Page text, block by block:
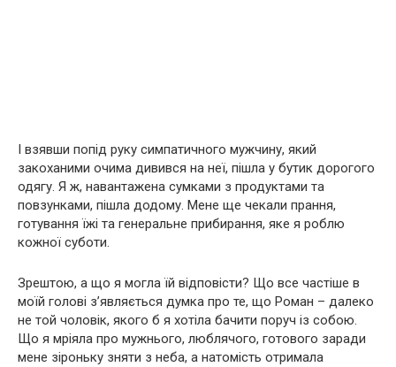
І взявши попід руку симпатичного мужчину, який
закоханими очима дивився на неї, пішла у бутик дорогого
одягу. Я ж, навантажена сумками з продуктами та
повзунками, пішла додому. Мене ще чекали прання,
готування їжі та генеральне прибирання, яке я роблю
кожної суботи.
Зрештою, а що я могла їй відповісти? Що все частіше в
моїй голові з’являється думка про те, що Роман – далеко
не той чоловік, якого б я хотіла бачити поруч із собою.
Що я мріяла про мужнього, люблячого, готового заради
мене зіроньку зняти з неба, а натомість отримала